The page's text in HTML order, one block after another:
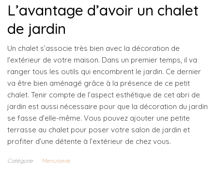
L’avantage d’avoir un chalet
de jardin
Un chalet s’associe très bien avec la décoration de
l’extérieur de votre maison. Dans un premier temps, il va
ranger tous les outils qui encombrent le jardin. Ce dernier
va être bien aménagé grâce à la présence de ce petit
chalet. Tenir compte de l’aspect esthétique de cet abri de
jardin est aussi nécessaire pour que la décoration du jardin
se fasse d’elle-même. Vous pouvez ajouter une petite
terrasse au chalet pour poser votre salon de jardin et
profiter d’une détente à l’extérieur de chez vous.
Catégorie Menuiserie